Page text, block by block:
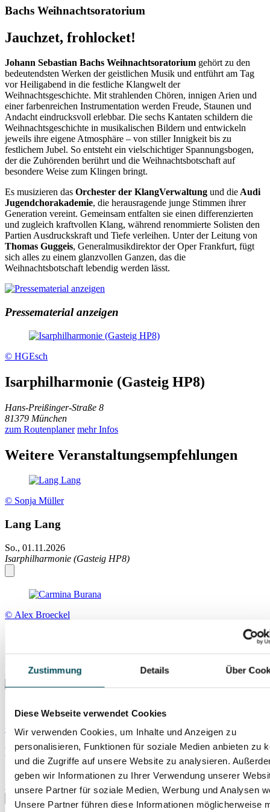
Zustimmung Details Über
Diese Webseite verwendet Cookies
Wir verwenden Cookies, um Inhalte und Anzeigen zu
personalisieren, Funktionen für soziale Medien anbieten zu
und die Zugriffe auf unsere Website zu analysieren.
geben wir Informationen zu Ihrer Verwendung unserer
unsere Partner für soziale Medien, Werbung und Analysen
Unsere Partner führen diese Informationen möglicherweise
Bachs Weihnachtsoratorium
Jauchzet, frohlocket!
Johann Sebastian Bachs Weihnachtsoratorium gehört zu den
bedeutendsten Werken der geistlichen Musik und entführt am Tag
vor Heiligabend in die festliche Klangwelt der
Weihnachtsgeschichte. Mit strahlenden Chören, innigen Arien und
einer farbenreichen Instrumentation werden Freude, Staunen und
Andacht eindrucksvoll erlebbar. Die sechs Kantaten schildern die
Weihnachtsgeschichte in musikalischen Bildern und entwickeln
jeweils ihre eigene Atmosphäre – von stiller Innigkeit bis zu
festlichem Jubel. So entsteht ein vielschichtiger Spannungsbogen,
der die Zuhörenden berührt und die Weihnachtsbotschaft auf
besondere Weise zum Klingen bringt.
Es musizieren das Orchester der KlangVerwaltung und dieAudi
Jugendchorakademie, die herausragende junge Stimmen ihrer
Generation vereint. Gemeinsam entfalten sie einen differenzierten
und zugleich kraftvollen Klang, während renommierte Solisten den
Partien Ausdruckskraft und Tiefe verleihen. Unter der Leitung von
Thomas Guggeis, Generalmusikdirektor der Oper Frankfurt, fügt
sich alles zu einem glanzvollen Ganzen, das die
Weihnachtsbotschaft lebendig werden lässt.
Pressematerial anzeigen
© HGEsch
Isarphilharmonie (Gasteig HP8)
Hans-Preißinger-Straße 8
81379 München
zum Routenplaner mehr Infos
Weitere Veranstaltungsempfehlungen
© Sonja Müller
Lang Lang
So., 01.11.2026
Isarphilharmonie (Gasteig HP8)
© Alex Broeckel
Mi., 04.11.2026
Isarphilharmonie (Gasteig HP8)
© Yvonne Schmedemann
Luxembourg Philharmonic
So., 08.11.2026
Isarphilharmonie (Gasteig HP8)